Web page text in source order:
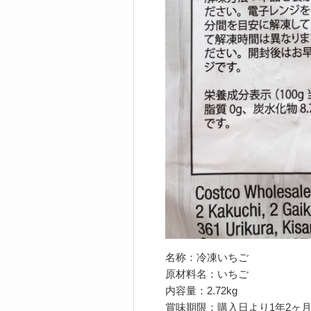
名称：冷凍いちご
原材料名：いちご
内容量：2.72kg
賞味期限：購入日より1年2ヶ